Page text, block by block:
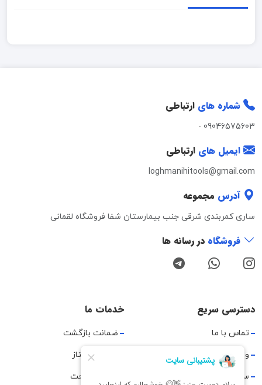
شماره های ارتباطی
09046575603
-
ایمیل های ارتباطی
loghmanihitools@gmail.com
آدرس مجموعه
ساری کمربندی شرقی جنب بیمارستان شفا فروشگاه لقمانی
فروشگاه در رسانه ها
دسترسی سریع
تماس با ما
وبلاگ
سوالات متداول
خدمات ما
ضمانت بازگشت
ارسال پیشتاز
مرجوعی راحت